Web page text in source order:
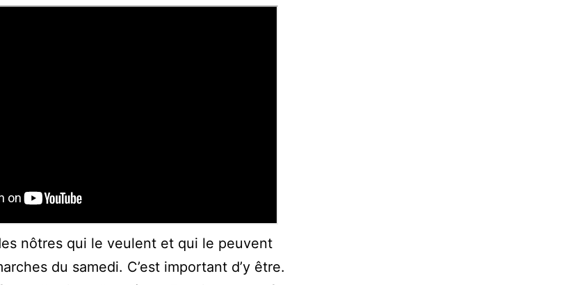
nôtres qui le veulent et qui le peuvent
du samedi. C’est important d’y être.